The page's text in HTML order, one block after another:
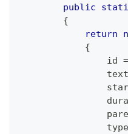
public
{
return
{
                id
=
                text
                type